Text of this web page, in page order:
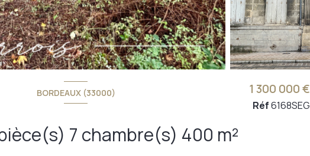
BORDEAUX (33000)
Maison 12 pièce(s) 7 chambre(s) 400 m²
1 300 000 €
Réf6168SEG